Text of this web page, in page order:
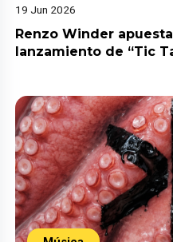
19 Jun 2026
Renzo Winder
lanzamiento de “Tic